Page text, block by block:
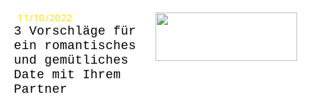
11/10/2022
3 Vorschläge für
ein romantisches
und gemütliches
Date mit Ihrem
Partner